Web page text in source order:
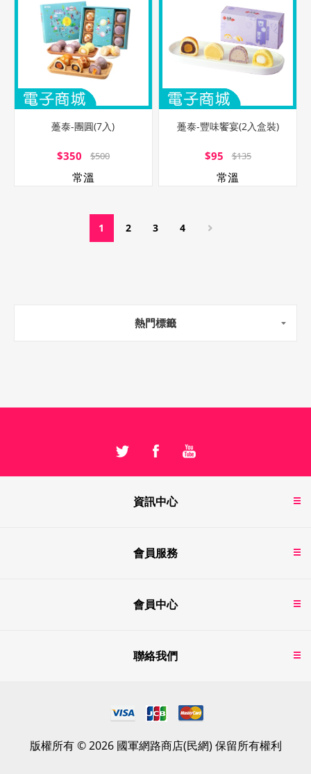
躉泰-團圓(7入)
$350 $500
常溫
躉泰-豐味饗宴(2入盒裝)
$95 $135
常溫
1 2 3 4
熱門標籤
資訊中心
會員服務
會員中心
聯絡我們
版權所有 © 2026 國軍網路商店(民網) 保留所有權利